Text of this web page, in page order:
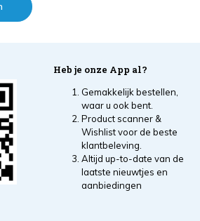
Heb je onze App al?
Gemakkelijk bestellen,
waar u ook bent.
Product scanner &
Wishlist voor de beste
klantbeleving.
Altijd up-to-date van de
laatste nieuwtjes en
aanbiedingen